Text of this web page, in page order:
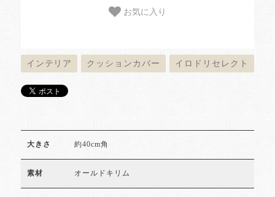
お気に入り
インテリア クッションカバー イロドリセレクト
大きさ 約40cm角
素材 オールドキリム